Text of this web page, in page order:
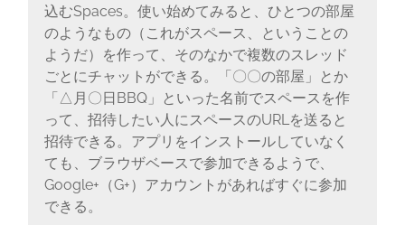
込むSpaces。使い始めてみると、ひとつの部屋
のようなもの（これがスペース、ということの
ようだ）を作って、そのなかで複数のスレッド
ごとにチャットができる。「〇〇の部屋」とか
「△月〇日BBQ」といった名前でスペースを作
って、招待したい人にスペースのURLを送ると
招待できる。アプリをインストールしていなく
ても、ブラウザベースで参加できるようで、
Google+（G+）アカウントがあればすぐに参加
できる。